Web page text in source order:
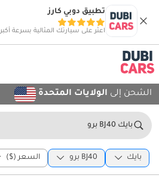
تطبيق دوبي كارز
اعثر على سيارتك المثالية بسرعة أكبر
الشحن إلى الولايات المتحدة
بايك BJ40 برو
بايك BJ40 برو السعر ($)